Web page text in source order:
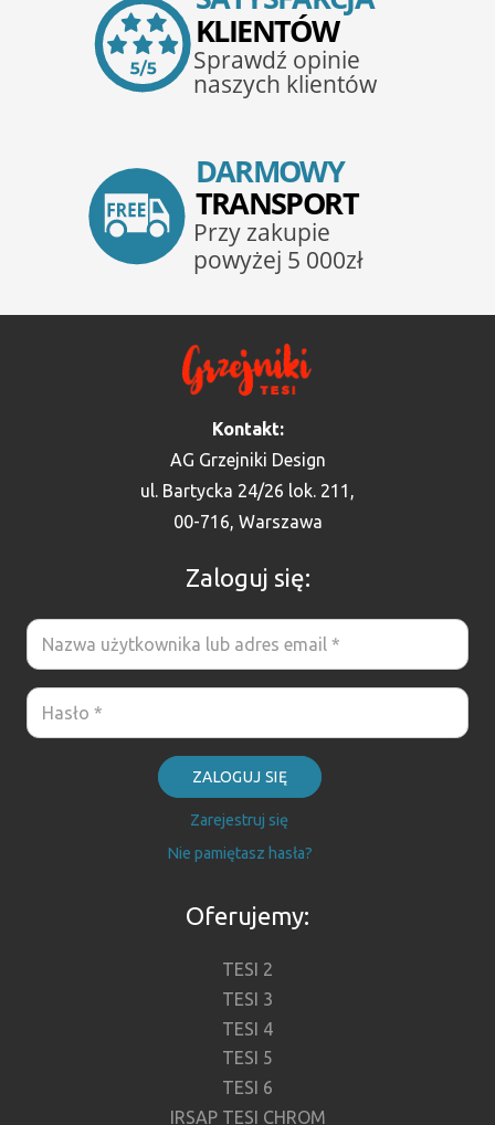
Kontakt:
AG Grzejniki Design
ul. Bartycka 24/26 lok. 211,
00-716, Warszawa
Zaloguj się:
ZALOGUJ SIĘ
Zarejestruj się
Nie pamiętasz hasła?
Oferujemy:
TESI 2
TESI 3
TESI 4
TESI 5
TESI 6
IRSAP TESI CHROM